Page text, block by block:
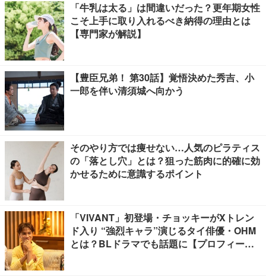
「牛乳は太る」は間違いだった？更年期女性
こそ上手に取り入れるべき納得の理由とは
【専門家が解説】
【豊臣兄弟！ 第30話】覚悟決めた秀吉、小
一郎を伴い清須城へ向かう
そのやり方では痩せない…人気のピラティス
の「落とし穴」とは？狙った筋肉に的確に効
かせるために意識するポイント
「VIVANT」初登場・チョッキーがXトレン
ド入り “強烈キャラ”演じるタイ俳優・OHM
とは？BLドラマでも話題に【プロフィー